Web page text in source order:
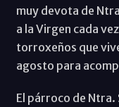
muy devota de
a la Virgen cada
torroxeños que
agosto para
El párroco de Ntra.